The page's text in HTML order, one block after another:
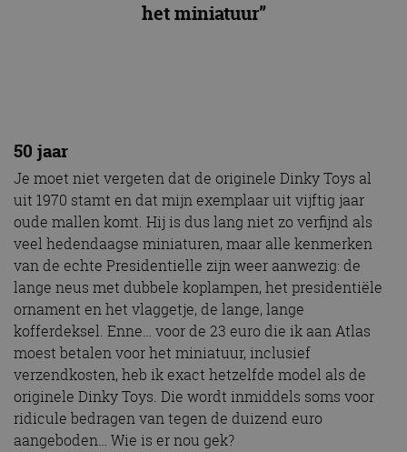
het miniatuur”
50 jaar
Je moet niet vergeten dat de originele Dinky Toys al
uit 1970 stamt en dat mijn exemplaar uit vijftig jaar
oude mallen komt. Hij is dus lang niet zo verfijnd als
veel hedendaagse miniaturen, maar alle kenmerken
van de echte Presidentielle zijn weer aanwezig: de
lange neus met dubbele koplampen, het presidentiële
ornament en het vlaggetje, de lange, lange
kofferdeksel. Enne… voor de 23 euro die ik aan Atlas
moest betalen voor het miniatuur, inclusief
verzendkosten, heb ik exact hetzelfde model als de
originele Dinky Toys. Die wordt inmiddels soms voor
ridicule bedragen van tegen de duizend euro
aangeboden… Wie is er nou gek?